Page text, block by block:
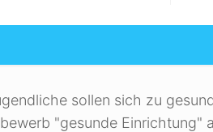
sollen sich zu
"gesunde Einrichtung"